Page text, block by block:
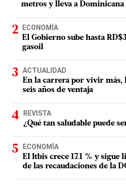
metros y lleva a Dominicana
ECONOMÍA
El Gobierno sube hasta
gasoil
ACTUALIDAD
En la carrera por vivir más,
seis años de ventaja
REVISTA
¿Qué tan saludable puede
ECONOMÍA
El Itbis crece 17.1 % y sigue
de las recaudaciones de la